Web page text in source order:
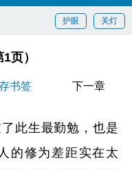
关灯
护眼
页）
书签 下一章
此生最勤勉，也是
的修为差距实在太